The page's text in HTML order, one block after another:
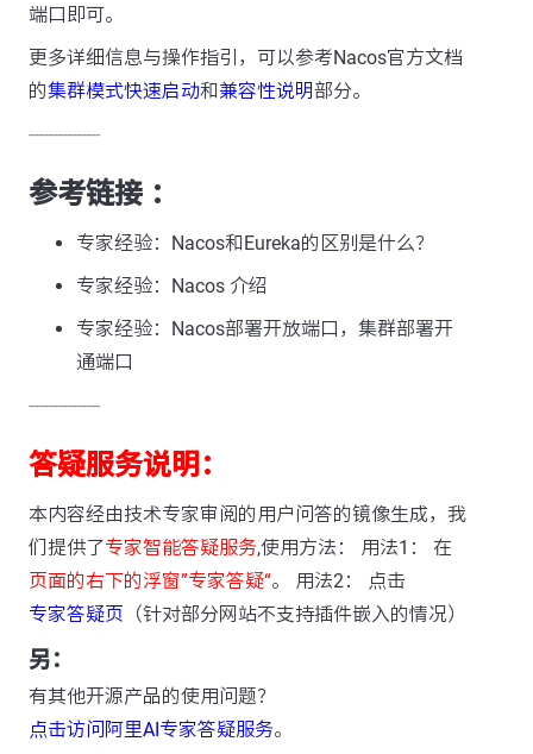
端口即可。
更多详细信息与操作指引，可以参考Nacos官方文档
的集群模式快速启动和兼容性说明部分。
---------------
参考链接 ：
专家经验：Nacos和Eureka的区别是什么？
专家经验：Nacos 介绍
专家经验：Nacos部署开放端口，集群部署开
通端口
---------------
答疑服务说明：
本内容经由技术专家审阅的用户问答的镜像生成，我
们提供了专家智能答疑服务,使用方法： 用法1： 在
页面的右下的浮窗”专家答疑“。 用法2： 点击
专家答疑页 （针对部分网站不支持插件嵌入的情况）
另：
有其他开源产品的使用问题？
点击访问阿里AI专家答疑服务。